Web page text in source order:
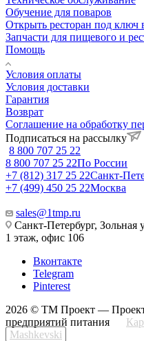
Обучение для поваров
Открыть ресторан под ключ
Запчасти для пищевого и
Помощь
Условия оплаты
Условия доставки
Гарантия
Возврат
Соглашение на обработку
Подписаться на рассылку
8 800 707 25 22
8 800 707 25 22По России
+7 (812) 317 25 22Санкт-
+7 (499) 450 25 22Москва
sales@1tmp.ru
Санкт-Петербург,
1 этаж, офис 106
Вконтакте
Telegram
Pinterest
2026 © ТМ Проект —
предприятий питания
Mashkevski